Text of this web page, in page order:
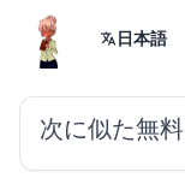
日本語
次に似た無